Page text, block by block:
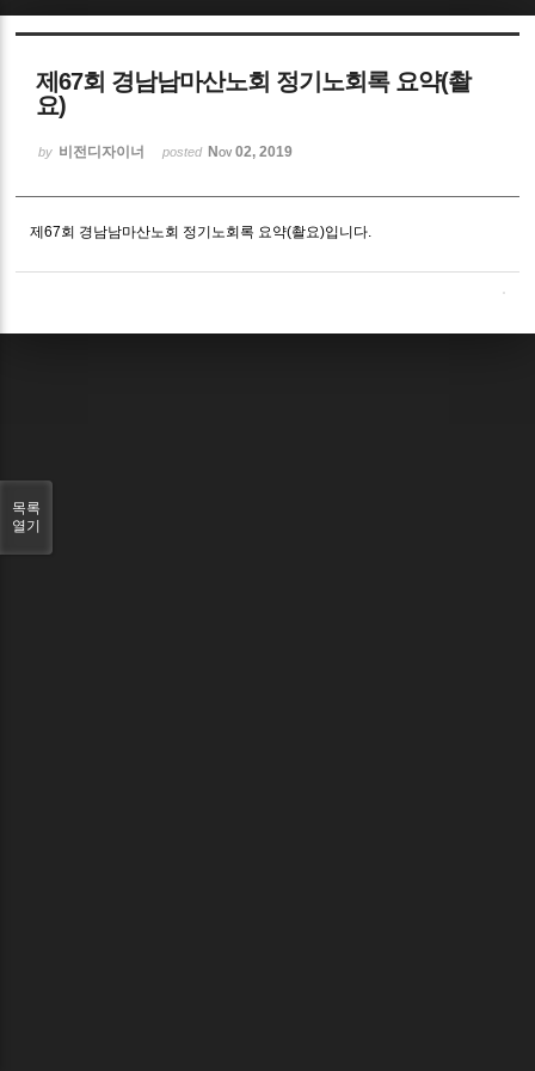
제67회 경남남마산노회 정기노회록 요약(촬
요)
by 비전디자이너 posted Nov 02, 2019
제67회 경남남마산노회 정기노회록 요약(촬요)입니다.
목록
열기
Sketchbook5, 스케치북5
Sketchbook5, 스케치북5